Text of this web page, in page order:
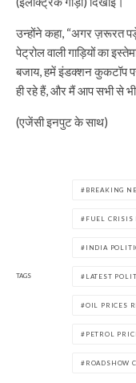
उन्होंने कहा, “अगर ज़रूरत
पेट्रोल वाली गाड़ियों का
बजाय, हमें इंडक्शन कुकटॉप
ही रहे हैं, और मैं आप सभी से
(एजेंसी इनपुट के साथ)
TAGS
BREAKING
FUEL CRISIS
INDIA
LATEST
OIL PRICES
PETROL
ROADSHOW